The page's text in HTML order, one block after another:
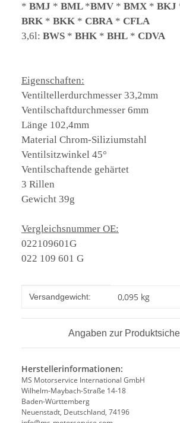
* BMJ * BML *BMV * BMX * BKJ
BRK * BKK * CBRA * CFLA
3,6l: BWS * BHK * BHL * CDVA
Eigenschaften:
Ventiltellerdurchmesser 33,2mm
Ventilschaftdurchmesser 6mm
Länge 102,4mm
Material Chrom-Siliziumstahl
Ventilsitzwinkel 45°
Ventilschaftende gehärtet
3 Rillen
Gewicht 39g
Vergleichsnummer OE:
022109601G
022 109 601 G
Produkteigenschaft
Wert
Versandgewicht: 0,095 kg
Angaben zur
Herstellerinformationen:
MS Motorservice International GmbH
Wilhelm-Maybach-Straße 14-18
Baden-Württemberg
Neuenstadt, Deutschland, 74196